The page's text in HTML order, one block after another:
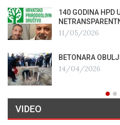
140 GODINA HPD
11/05/2026
BETONARA
14/04/2026
VIDEO